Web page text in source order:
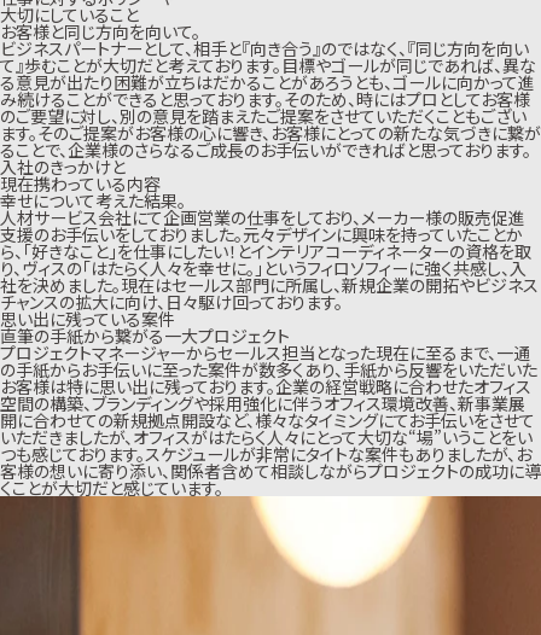
大切にしていること
お客様と同じ方向を向いて。
ビジネスパートナーとして、相手と『向き合う』のではなく、『同じ方向を向い
て』歩むことが大切だと考えております。目標やゴールが同じであれば、異な
る意見が出たり困難が立ちはだかることがあろうとも、ゴールに向かって進
み続けることができると思っております。そのため、時にはプロとしてお客様
のご要望に対し、別の意見を踏まえたご提案をさせていただくこともござい
ます。そのご提案がお客様の心に響き、お客様にとっての新たな気づきに繋が
ることで、企業様のさらなるご成長のお手伝いができればと思っております。
入社のきっかけと
現在携わっている内容
幸せについて考えた結果。
人材サービス会社にて企画営業の仕事をしており、メーカー様の販売促進
支援のお手伝いをしておりました。元々デザインに興味を持っていたことか
ら、「好きなこと」を仕事にしたい！とインテリアコーディネーターの資格を取
り、ヴィスの「はたらく人々を幸せに。」というフィロソフィーに強く共感し、入
社を決めました。現在はセールス部門に所属し、新規企業の開拓やビジネス
チャンスの拡大に向け、日々駆け回っております。
思い出に残っている案件
直筆の手紙から繋がる一大プロジェクト
プロジェクトマネージャーからセールス担当となった現在に至るまで、一通
の手紙からお手伝いに至った案件が数多くあり、手紙から反響をいただいた
お客様は特に思い出に残っております。企業の経営戦略に合わせたオフィス
空間の構築、ブランディングや採用強化に伴うオフィス環境改善、新事業展
開に合わせての新規拠点開設など、様々なタイミングにてお手伝いをさせて
いただきましたが、オフィスがはたらく人々にとって大切な“場”いうことをい
つも感じております。スケジュールが非常にタイトな案件もありましたが、お
客様の想いに寄り添い、関係者含めて相談しながらプロジェクトの成功に導
くことが大切だと感じています。